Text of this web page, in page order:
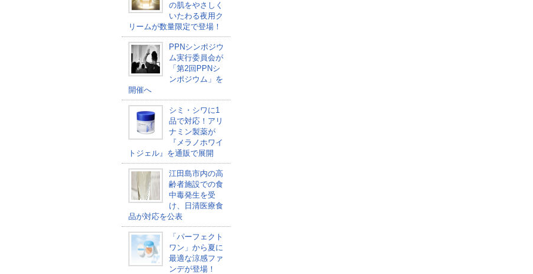
の肌をやさしく
いたわる夜用ク
リームが数量限定で登場！
PPNシンポジウ
ム実行委員会が
「第2回PPNシ
ンポジウム」を
開催へ
シミ・シワに1
品で対応！アリ
ナミン製薬が
『メラノホワイ
トジェル』を通販で展開
江田島市内の高
齢者施設での食
中毒発生を受
け、日清医療食
品が対応を公表
「パーフェクト
ワン」から夏に
最適な涼感ファ
ンデが登場！